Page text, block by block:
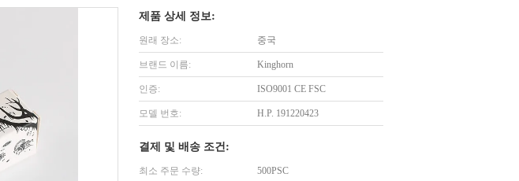
제품 상세 정보:
원래 장소: 중국
브랜드 이름: Kinghorn
인증: ISO9001 CE FSC
모델 번호: H.P. 191220423
결제 및 배송 조건:
최소 주문 수량: 500PSC